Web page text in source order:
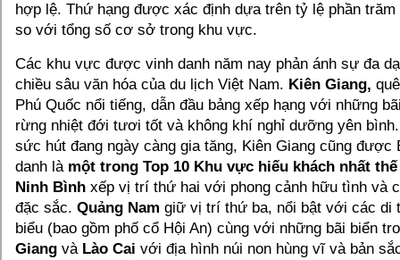
hợp lệ. Thứ hạng được xác định dựa trên tỷ lệ phần
so với tổng số cơ sở trong khu vực.
Các khu vực được vinh danh năm nay phản ánh sự đa
chiều sâu văn hóa của du lịch Việt Nam. Kiên Giang,
Phú Quốc nổi tiếng, dẫn đầu bảng xếp hạng với những
rừng nhiệt đới tươi tốt và không khí nghỉ dưỡng yên
sức hút đang ngày càng gia tăng, Kiên Giang cũng được
danh là một trong Top 10 Khu vực hiếu khách nhất
Ninh Bình xếp vị trí thứ hai với phong cảnh hữu tình và
đặc sắc. Quảng Nam giữ vị trí thứ ba, nổi bật với các di
biểu (bao gồm phố cổ Hội An) cùng với những bãi biển
Giang và Lào Cai với địa hình núi non hùng vĩ và bản